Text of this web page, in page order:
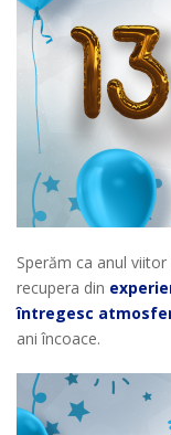
Sperăm ca anul
recupera din
întregesc
ani încoace.